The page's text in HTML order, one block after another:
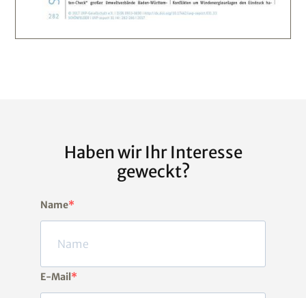
Haben wir Ihr Interesse
geweckt?
Name
E-Mail